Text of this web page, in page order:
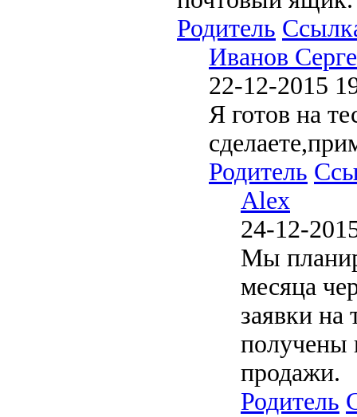
Родитель
Иванов
22-12-2015
Я готов на
Родитель
Alex
24-12-
Мы
месяца
заявки на
получены
продажи.
Родитель